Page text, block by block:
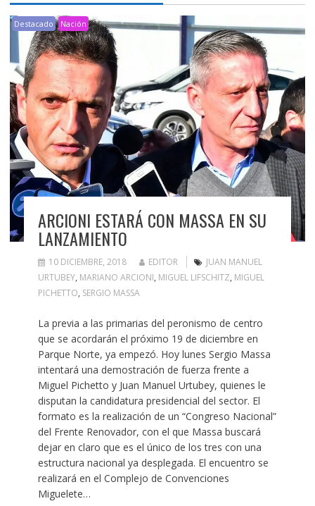
Destacado Nación
ARCIONI ESTARÁ CON MASSA EN SU
LANZAMIENTO
10 DICIEMBRE, 2018 EDITOR
JUAN MANUEL
URTUBEY, MARIANO ARCIONI, MIGUEL LIFSCHITZ, MIGUEL
PICHETTO, SERGIO MASSA
La previa a las primarias del peronismo de centro
que se acordarán el próximo 19 de diciembre en
Parque Norte, ya empezó. Hoy lunes Sergio Massa
intentará una demostración de fuerza frente a
Miguel Pichetto y Juan Manuel Urtubey, quienes le
disputan la candidatura presidencial del sector. El
formato es la realización de un “Congreso Nacional”
del Frente Renovador, con el que Massa buscará
dejar en claro que es el único de los tres con una
estructura nacional ya desplegada. El encuentro se
realizará en el Complejo de Convenciones
Miguelete…